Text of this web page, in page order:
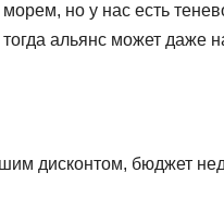
но у нас есть
альянс может даже
дисконтом, бюджет